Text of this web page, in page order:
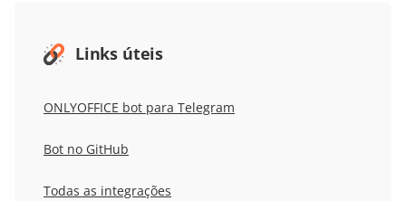
Links úteis
ONLYOFFICE bot para Telegram
Bot no GitHub
Todas as integrações